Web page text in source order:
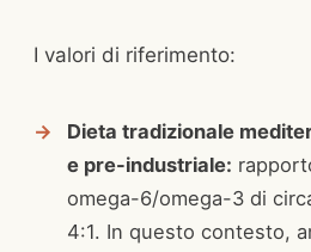
I valori di riferimento:
Dieta tradizionale
e pre-industriale:
omega-6/omega-3 di
4:1. In questo contesto,